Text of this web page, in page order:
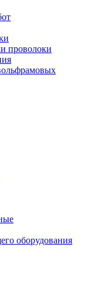
проволоки
оборудования